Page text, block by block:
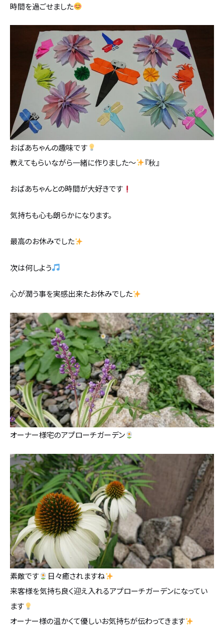
時間を過ごせました
おばあちゃんの趣味です
教えてもらいながら一緒に作りました～
『秋』
おばあちゃんとの時間が大好きです
気持ちも心も朗らかになります。
最高のお休みでした
次は何しよう
心が潤う事を実感出来たお休みでした
オーナー様宅のアプローチガーデン
素敵です
日々癒されますね
来客様を気持ち良く迎え入れるアプローチガーデンになってい
ます
オーナー様の温かくて優しいお気持ちが伝わってきます